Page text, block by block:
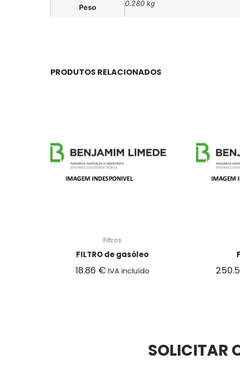
Peso 0.280 kg
PRODUTOS RELACIONADOS
Filtros
FILTRO de gasóleo
18.86 € IVA incluído
SOLICITAR